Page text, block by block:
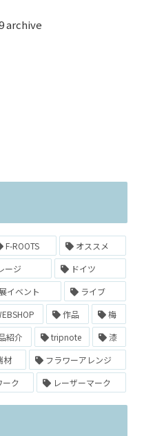
archive
F-ROOTS
オススメ
ージ
ドイツ
イベント
ライブ
作品
梅
紹介 tripnote
漆
材
フラワーアレンジ
ク レーザーマーク